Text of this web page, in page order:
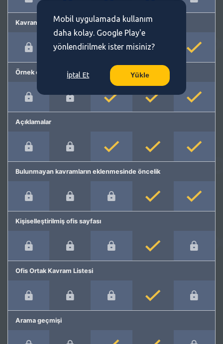
Kavram önerme
Örnek cümleler
Açıklamalar
Bulunmayan kavramların eklenmesinde öncelik
Kişiselleştirilmiş ofis sayfası
Ofis Ortak Kavram Listesi
Arama geçmişi
Mobil uygulamada kullanım
daha kolay. Google Play'e
yönlendirilmek ister misiniz?
İptal Et Yükle